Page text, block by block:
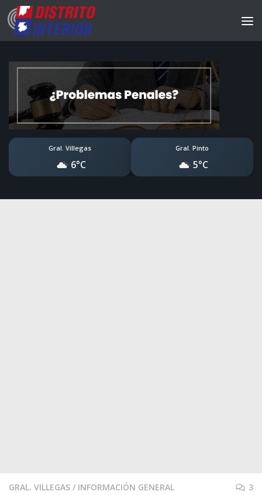
Gral. Villegas
6°C
Gral. Pinto
5°C
GRAL. VILLEGAS / INFORMACIÓN GENERAL 3